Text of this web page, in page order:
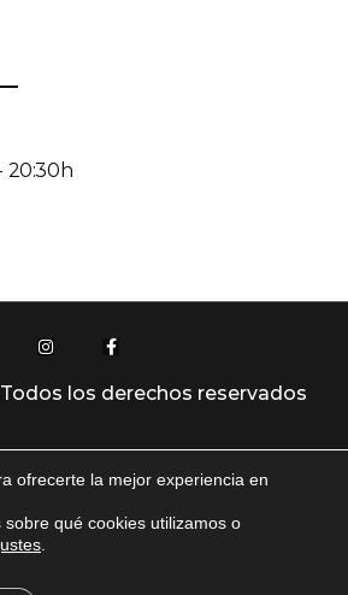
20:30h
los derechos reservados
Aviso Legal
ofrecerte la mejor experiencia en
qué cookies utilizamos o